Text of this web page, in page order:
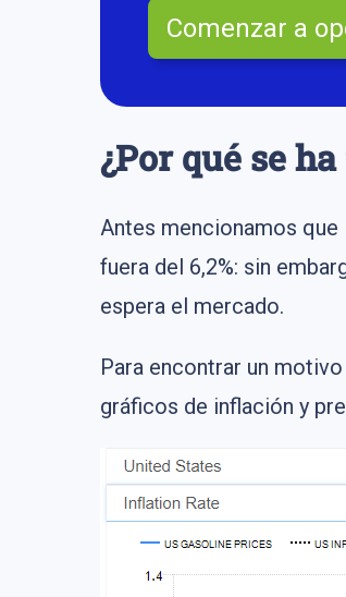
Comenzar a
¿Por qué se
Antes mencionamos que
fuera del 6,2%: sin
espera el mercado.
Para encontrar un
gráficos de inflación y